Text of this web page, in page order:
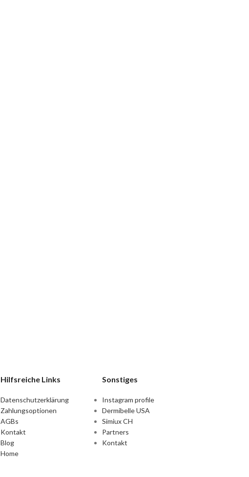
Hilfsreiche Links
Datenschutzerklärung
Zahlungsoptionen
AGBs
Kontakt
Blog
Home
Sonstiges
Instagram profile
Dermibelle USA
Simiux CH
Partners
Kontakt